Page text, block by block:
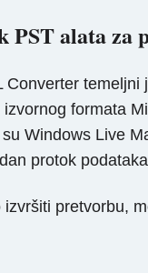
PST alata
Converter
formata
Windows Live
protok
pretvorbu,